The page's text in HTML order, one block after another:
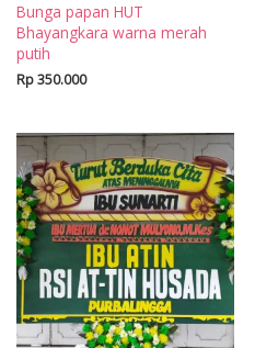
Bunga papan HUT
Bhayangkara warna merah
putih
Rp350.000